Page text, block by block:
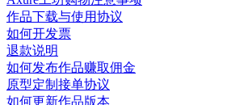
作品下载与使用协议
如何开发票
退款说明
如何发布作品赚取佣金
原型定制接单协议
如何更新作品版本